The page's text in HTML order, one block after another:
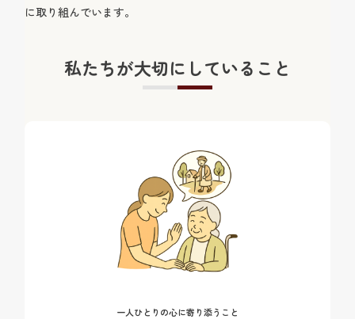
に取り組んでいます。
私たちが大切にしていること
一人ひとりの心に寄り添うこと